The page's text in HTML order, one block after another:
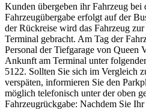
Kunden übergeben ihr Fahrzeug
Fahrzeugübergabe erfolgt auf der
der Rückreise wird das Fahrzeug
Terminal gebracht. Am Tag der
Personal der Tiefgarage von Queen
Ankunft am Terminal unter
5122. Sollten Sie sich im Vergleich
verspäten, informieren Sie den
möglich telefonisch unter der oben
Fahrzeugrückgabe: Nachdem Sie